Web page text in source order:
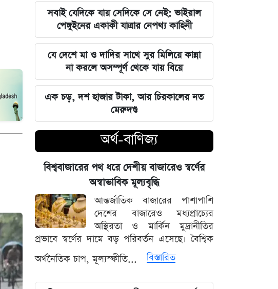
আমিন
ইতিহাসের মালিকানা কারও একার নয়, ৫
আগস্টের বিজয় সাধারণ মানুষের: সাইদুর
রহমান লিটল
দেবিদ্বার ম্যানেজিং কমিটির সভাপতি
নির্বাচিত মিজানুর রহমান মাস্টার
জুলাইয়ের চেতনাকে হৃদয়ে ধারণ করতে
হবে, যেন তা হারিয়ে না যায়: ভারপ্রাপ্ত
রাষ্ট্রপতি
ভারত সরকারের আলটিমেটামের মুখে
নতিস্বীকার, ভুল স্বীকার করল মেটা
লঙ্কা প্রিমিয়ার লিগে ভারতীয় কিংবদন্তির
আগমন, মালিকানায় বড় চমক
জুলাই কার-এ নিয়ে বিভাজন করলে অর্জন
সবাই যেদিকে যায় সেদিকে সে নেই: ভাইরাল
পেঙ্গুইনের একাকী যাত্রার নেপথ্য কাহিনী
যে দেশে মা ও দাদির সাথে সুর মিলিয়ে কান্না
না করলে অসম্পূর্ণ থেকে যায় বিয়ে
এক চড়, দশ হাজার টাকা, আর চিরকালের নত
মেরুদণ্ড
অর্থ-বাণিজ্য
বিশ্ববাজারের পথ ধরে দেশীয় বাজারেও স্বর্ণের
অস্বাভাবিক মূল্যবৃদ্ধি
আন্তর্জাতিক বাজারের পাশাপাশি
দেশের বাজারেও মধ্যপ্রাচ্যের
অস্থিরতা ও মার্কিন মুদ্রানীতির
প্রভাবে স্বর্ণের দামে বড় পরিবর্তন এসেছে। বৈশ্বিক
অর্থনৈতিক চাপ, মূল্যস্ফীতি...
বিস্তারিত